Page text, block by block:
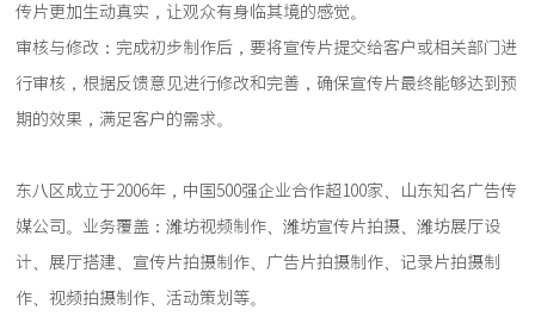
传片更加生动真实，让观众有身临其境的感觉。
审核与修改：完成初步制作后，要将宣传片提交给客户或相关部门进
行审核，根据反馈意见进行修改和完善，确保宣传片最终能够达到预
期的效果，满足客户的需求。
东八区成立于2006年，中国500强企业合作超100家、山东知名广告传
媒公司。业务覆盖：潍坊视频制作、潍坊宣传片拍摄、潍坊展厅设
计、展厅搭建、宣传片拍摄制作、广告片拍摄制作、记录片拍摄制
作、视频拍摄制作、活动策划等。